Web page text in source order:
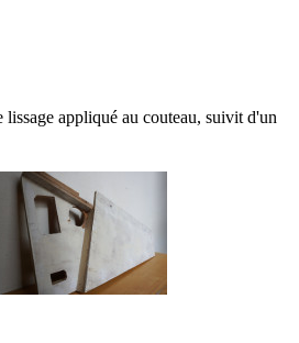
lissage appliqué au couteau, suivit d'un